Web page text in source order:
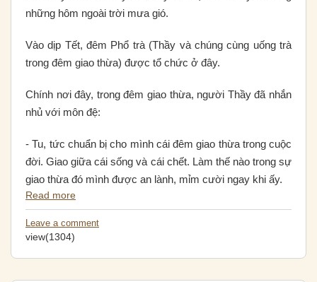
những hôm ngoài trời mưa gió.
Vào dịp Tết, đêm Phổ trà (Thầy và chúng cùng uống trà
trong đêm giao thừa) được tổ chức ở đây.
Chính nơi đây, trong đêm giao thừa, người Thầy đã nhắn
nhủ với môn đệ:
- Tu, tức chuẩn bị cho mình cái đêm giao thừa trong cuộc
đời. Giao giữa cái sống và cái chết. Làm thế nào trong sự
giao thừa đó mình được an lành, mỉm cười ngay khi ấy.
Read more
Leave a comment
view(1304)